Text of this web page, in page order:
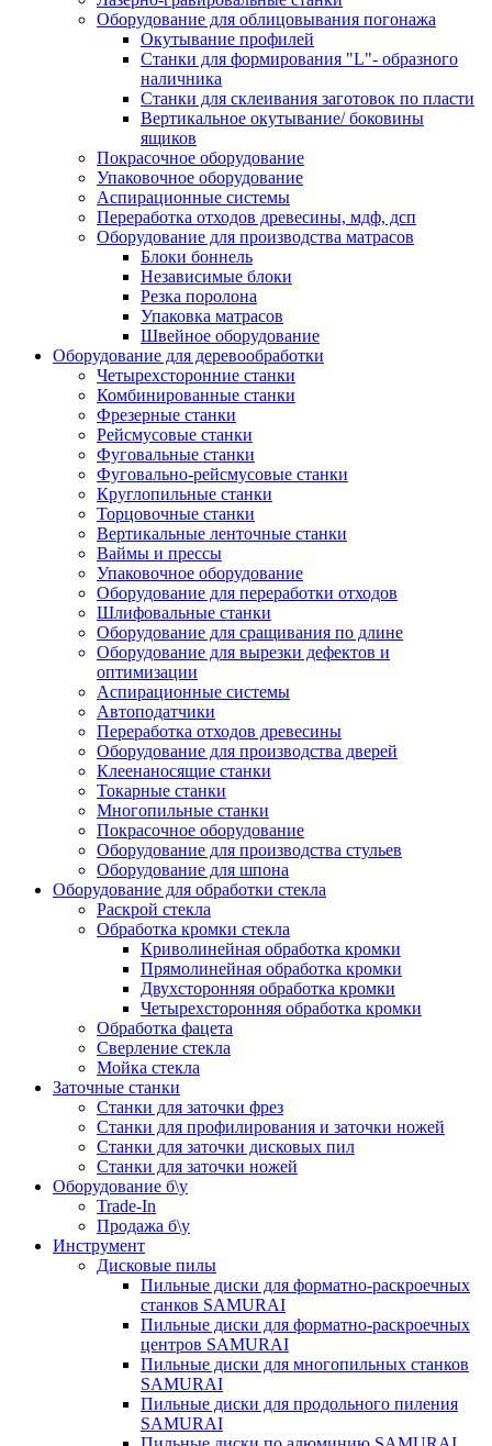
Оборудование для облицовывания погонажа
Окутывание профилей
Станки для формирования "L"- образного
наличника
Станки для склеивания заготовок по пласти
Вертикальное окутываниe/ боковины
ящиков
Покрасочное оборудование
Упаковочное оборудование
Аспирационные системы
Переработка отходов древесины, мдф, дсп
Оборудование для производства матрасов
Блоки боннель
Независимые блоки
Резка поролона
Упаковка матрасов
Швейное оборудование
Оборудование для деревообработки
Четырехсторонние станки
Комбинированные станки
Фрезерные станки
Рейсмусовые станки
Фуговальные станки
Фуговально-рейсмусовые станки
Круглопильные станки
Торцовочные станки
Вертикальные ленточные станки
Ваймы и прессы
Упаковочное оборудование
Оборудование для переработки отходов
Шлифовальные станки
Оборудование для сращивания по длине
Оборудование для вырезки дефектов и
оптимизации
Аспирационные системы
Автоподатчики
Переработка отходов древесины
Оборудование для производства дверей
Клеенаносящие станки
Токарные станки
Многопильные станки
Покрасочное оборудование
Оборудование для производства стульев
Оборудование для шпона
Оборудование для обработки стекла
Раскрой стекла
Обработка кромки стекла
Криволинейная обработка кромки
Прямолинейная обработка кромки
Двухсторонняя обработка кромки
Четырехсторонняя обработка кромки
Обработка фацета
Сверление стекла
Мойка стекла
Заточные станки
Станки для заточки фрез
Станки для профилирования и заточки ножей
Станки для заточки дисковых пил
Станки для заточки ножей
Оборудование б\у
Trade-In
Продажа б\у
Инструмент
Дисковые пилы
Пильные диски для форматно-раскроечных
станков SAMURAI
Пильные диски для форматно-раскроечных
центров SAMURAI
Пильные диски для многопильных станков
SAMURAI
Пильные диски для продольного пиления
SAMURAI